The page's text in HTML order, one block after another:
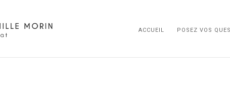
ACCUEIL POSEZ VOS